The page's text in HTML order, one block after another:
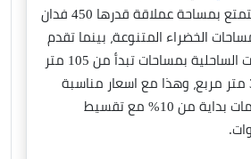
الساحل الشمالي، وتتمتع بمساحة عملاقة قدرها 450 فدان
الخضراء المتنوعة، بينما تقدم
مجموعة من الوحدات الساحلية بمساحات تبدأ من 105 متر
مربع وتصل الى 390 متر مربع، وهذا مع اسعار مناسبة
وانظمة سداد بمقدمات بداية من 10% مع تقسيط